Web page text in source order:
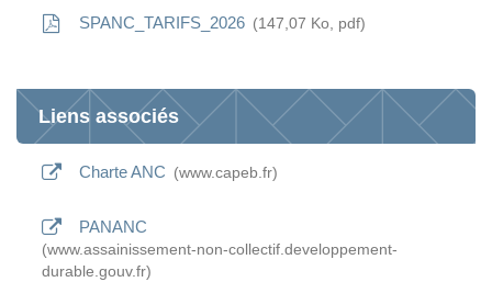
SPANC_TARIFS_2026 147,07 Ko, pdf
Liens associés
Charte ANC www.capeb.fr
PANANC
www.assainissement-non-collectif.developpement-
durable.gouv.fr